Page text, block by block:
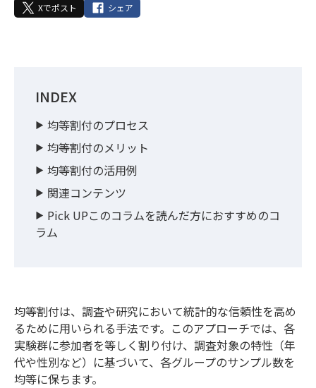
Xでポスト
シェア
INDEX
均等割付のプロセス
均等割付のメリット
均等割付の活用例
関連コンテンツ
Pick UPこのコラムを読んだ方におすすめのコ
ラム
均等割付は、調査や研究において統計的な信頼性を高め
るために用いられる手法です。このアプローチでは、各
実験群に参加者を等しく割り付け、調査対象の特性（年
代や性別など）に基づいて、各グループのサンプル数を
均等に保ちます。